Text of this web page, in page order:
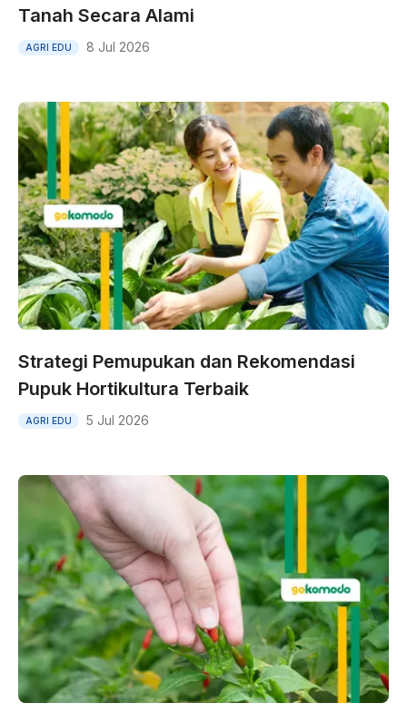
Tanah Secara Alami
AGRI EDU 8 Jul 2026
Strategi Pemupukan dan Rekomendasi
Pupuk Hortikultura Terbaik
AGRI EDU 5 Jul 2026